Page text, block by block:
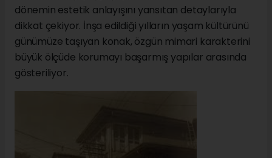
dönemin estetik anlayışını yansıtan detaylarıyla
dikkat çekiyor. İnşa edildiği yılların yaşam kültürünü
günümüze taşıyan konak, özgün mimari karakterini
büyük ölçüde korumayı başarmış yapılar arasında
gösteriliyor.